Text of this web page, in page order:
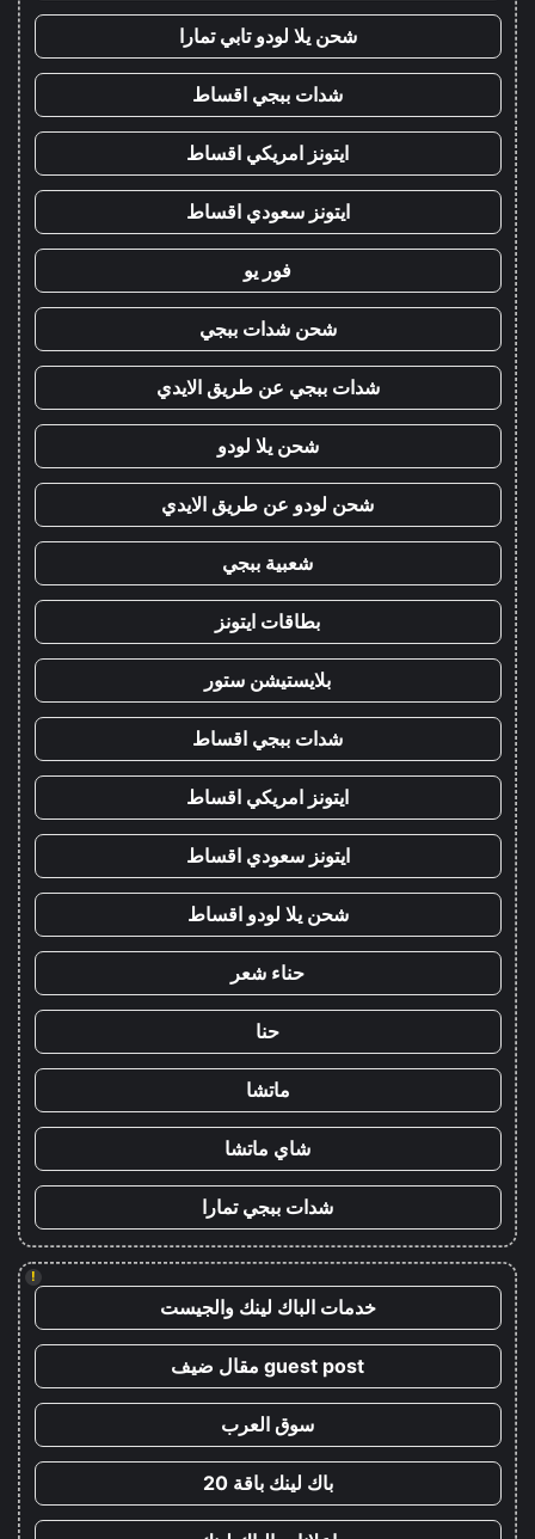
شحن يلا لودو تابي تمارا
شدات ببجي اقساط
ايتونز امريكي اقساط
ايتونز سعودي اقساط
فور يو
شحن شدات ببجي
شدات ببجي عن طريق الايدي
شحن يلا لودو
شحن لودو عن طريق الايدي
شعبية ببجي
بطاقات ايتونز
بلايستيشن ستور
شدات ببجي اقساط
ايتونز امريكي اقساط
ايتونز سعودي اقساط
شحن يلا لودو اقساط
حناء شعر
حنا
ماتشا
شاي ماتشا
شدات ببجي تمارا
!
خدمات الباك لينك والجيست
guest post مقال ضيف
سوق العرب
باك لينك باقة 20